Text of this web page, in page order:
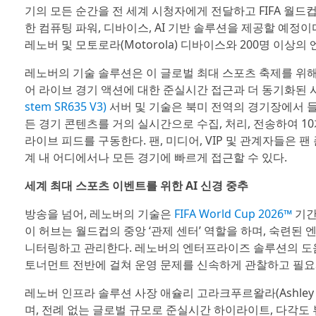
기의 모든 순간을 전 세계 시청자에게 전달하고 FIFA 월
한 컴퓨팅 파워, 디바이스, AI 기반 솔루션을 제공할 예정
레노버 및 모토로라(Motorola) 디바이스와 200명 이상의
레노버의 기술 솔루션은 이 글로벌 최대 스포츠 축제를 위
어 라이브 경기 액션에 대한 준실시간 접근과 더 동기화된
stem SR635 V3)서버 및 기술은 북미 전역의 경기장에서
든 경기 콘텐츠를 거의 실시간으로 수집, 처리, 전송하여
라이브 피드를 구동한다. 팬, 미디어, VIP 및 관계자들은
계 내 어디에서나 모든 경기에 빠르게 접근할 수 있다.
세계 최대 스포츠 이벤트를 위한 AI 신경 중추
방송을 넘어, 레노버의 기술은 FIFA World Cup 2026™기
이 허브는 월드컵의 중앙 ‘관제 센터’ 역할을 하며, 숙련
니터링하고 관리한다. 레노버의 엔터프라이즈 솔루션의
토너먼트 전반에 걸쳐 운영 문제를 신속하게 관찰하고 필
레노버 인프라 솔루션 사장 애슐리 고라크푸르왈라
며, 전례 없는 글로벌 규모로 준실시간 하이라이트, 다각